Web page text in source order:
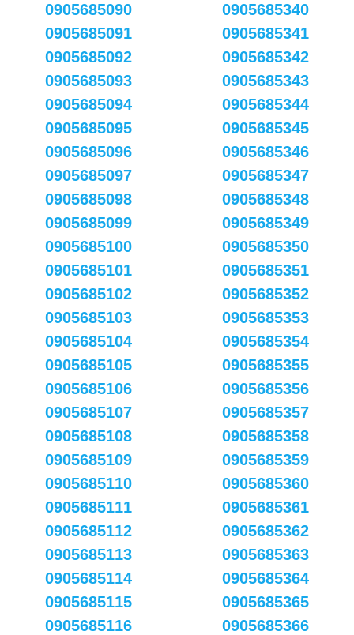
0905685090
0905685091
0905685092
0905685093
0905685094
0905685095
0905685096
0905685097
0905685098
0905685099
0905685100
0905685101
0905685102
0905685103
0905685104
0905685105
0905685106
0905685107
0905685108
0905685109
0905685110
0905685111
0905685112
0905685113
0905685114
0905685115
0905685116
0905685340
0905685341
0905685342
0905685343
0905685344
0905685345
0905685346
0905685347
0905685348
0905685349
0905685350
0905685351
0905685352
0905685353
0905685354
0905685355
0905685356
0905685357
0905685358
0905685359
0905685360
0905685361
0905685362
0905685363
0905685364
0905685365
0905685366